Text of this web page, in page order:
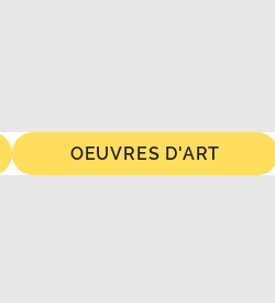
OEUVRES D'ART